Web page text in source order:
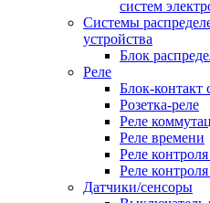
систем
Системы
устройства
Блок
Реле
Блок-контакт
Розетка-реле
Реле
Реле времени
Реле
Реле
Датчики/сенсоры